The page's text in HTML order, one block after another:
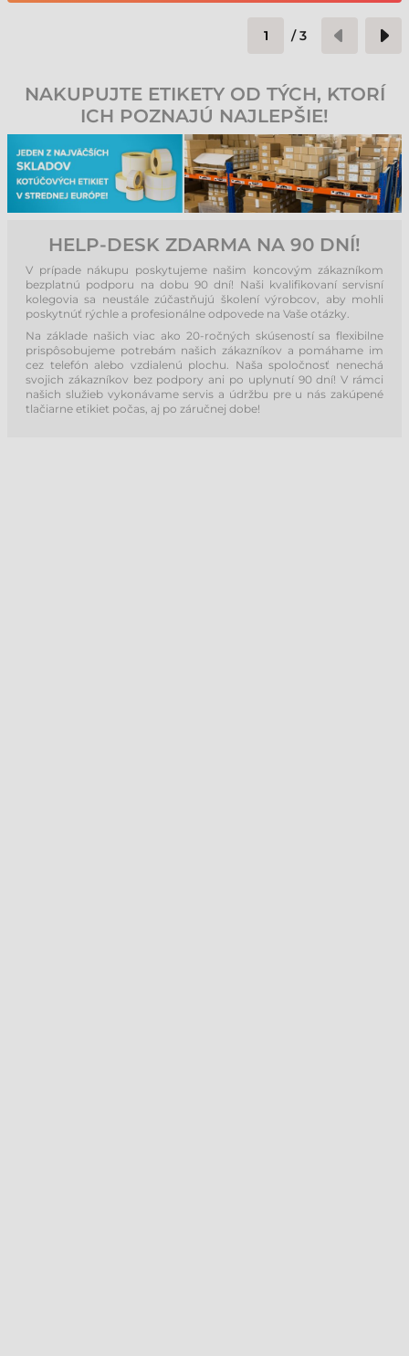
/3
NAKUPUJTE ETIKETY OD TÝCH, KTORÍ
ICH POZNAJÚ NAJLEPŠIE!
HELP-DESK ZDARMA NA 90 DNÍ!
V prípade nákupu poskytujeme našim koncovým zákazníkom
bezplatnú podporu na dobu 90 dní! Naši kvalifikovaní servisní
kolegovia sa neustále zúčastňujú školení výrobcov, aby mohli
poskytnúť rýchle a profesionálne odpovede na Vaše otázky.
Na základe našich viac ako 20-ročných skúseností sa flexibilne
prispôsobujeme potrebám našich zákazníkov a pomáhame im
cez telefón alebo vzdialenú plochu. Naša spoločnosť nenechá
svojich zákazníkov bez podpory ani po uplynutí 90 dní! V rámci
našich služieb vykonávame servis a údržbu pre u nás zakúpené
tlačiarne etikiet počas, aj po záručnej dobe!